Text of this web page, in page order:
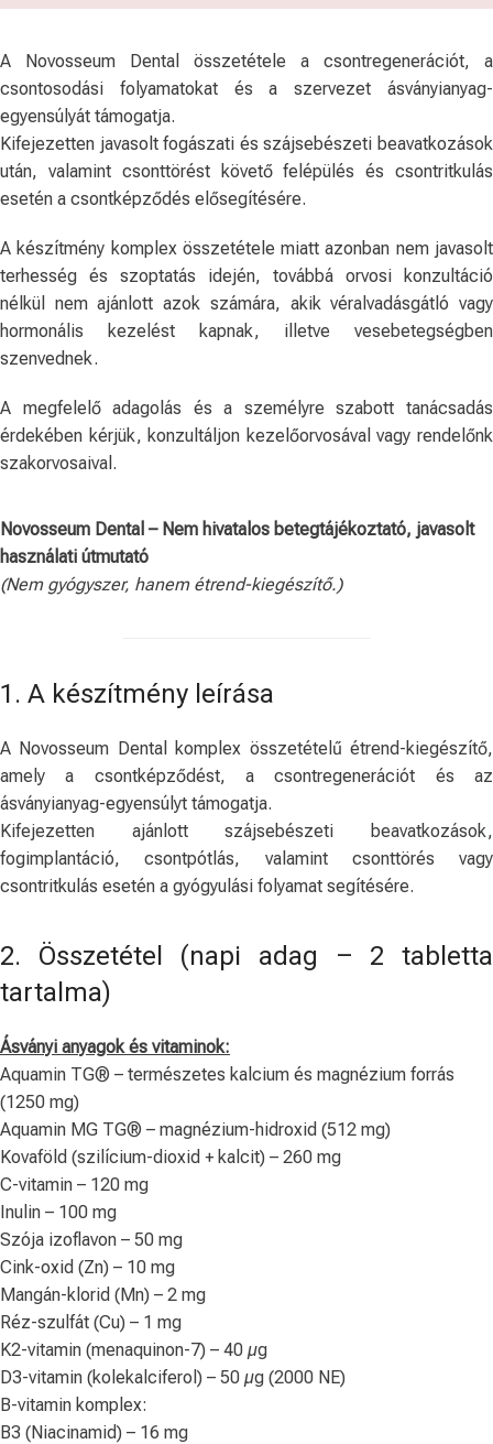
A Novosseum Dental összetétele a csontregenerációt, a
csontosodási folyamatokat és a szervezet ásványianyag-
egyensúlyát támogatja.
Kifejezetten javasolt fogászati és szájsebészeti beavatkozások
után, valamint csonttörést követő felépülés és csontritkulás
esetén a csontképződés elősegítésére.
A készítmény komplex összetétele miatt azonban nem javasolt
terhesség és szoptatás idején, továbbá orvosi konzultáció
nélkül nem ajánlott azok számára, akik véralvadásgátló vagy
hormonális kezelést kapnak, illetve vesebetegségben
szenvednek.
A megfelelő adagolás és a személyre szabott tanácsadás
érdekében kérjük, konzultáljon kezelőorvosával vagy rendelőnk
szakorvosaival.
Novosseum Dental – Nem hivatalos betegtájékoztató, javasolt
használati útmutató
(Nem gyógyszer, hanem étrend-kiegészítő.)
1. A készítmény leírása
A Novosseum Dental komplex összetételű étrend-kiegészítő,
amely a csontképződést, a csontregenerációt és az
ásványianyag-egyensúlyt támogatja.
Kifejezetten ajánlott szájsebészeti beavatkozások,
fogimplantáció, csontpótlás, valamint csonttörés vagy
csontritkulás esetén a gyógyulási folyamat segítésére.
2. Összetétel (napi adag – 2 tabletta
tartalma)
Ásványi anyagok és vitaminok:
Aquamin TG® – természetes kalcium és magnézium forrás
(1250 mg)
Aquamin MG TG® – magnézium-hidroxid (512 mg)
Kovaföld (szilícium-dioxid + kalcit) – 260 mg
C-vitamin – 120 mg
Inulin – 100 mg
Szója izoflavon – 50 mg
Cink-oxid (Zn) – 10 mg
Mangán-klorid (Mn) – 2 mg
Réz-szulfát (Cu) – 1 mg
K2-vitamin (menaquinon-7) – 40 µg
D3-vitamin (kolekalciferol) – 50 µg (2000 NE)
B-vitamin komplex:
B3 (Niacinamid) – 16 mg